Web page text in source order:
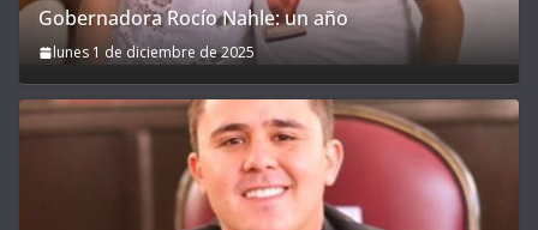
Gobernadora Rocío Nahle: un año
lunes 1 de diciembre de 2025